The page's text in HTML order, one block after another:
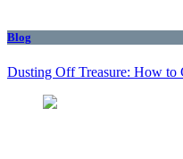
Blog
Dusting Off Treasure: How to